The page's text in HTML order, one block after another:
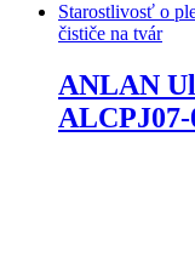
Starostlivosť o
čističe na tvár
ANLAN